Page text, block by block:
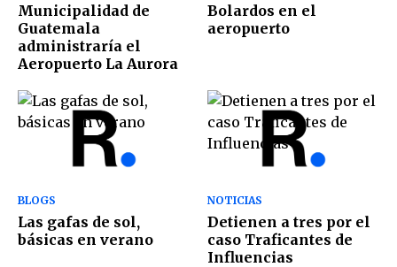
Municipalidad de
Guatemala
administraría el
Aeropuerto La Aurora
Bolardos en el
aeropuerto
BLOGS
Las gafas de sol,
básicas en verano
NOTICIAS
Detienen a tres por el
caso Traficantes de
Influencias